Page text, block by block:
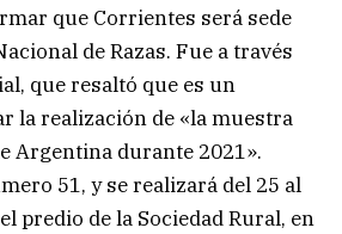
que Corrientes será sede
de Razas. Fue a través
que resaltó que es un
la realización de «la muestra
Argentina durante 2021».
51, y se realizará del 25 al
predio de la Sociedad Rural, en